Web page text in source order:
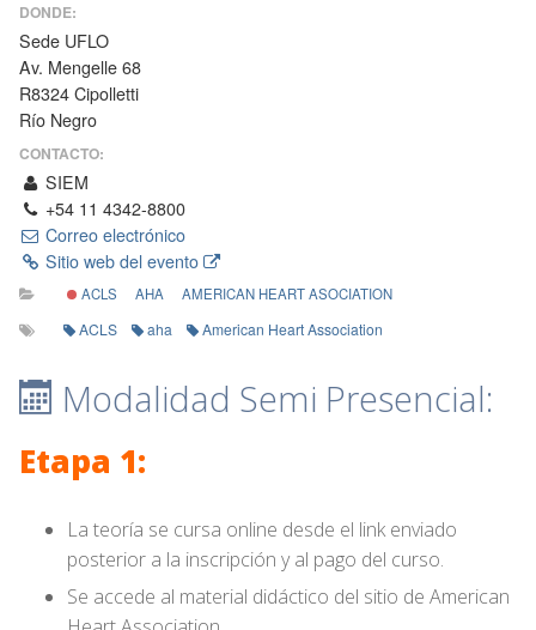
DONDE:
Sede UFLO
Av. Mengelle 68
R8324 Cipolletti
Río Negro
CONTACTO:
SIEM
+54 11 4342-8800
Correo electrónico
Sitio web del evento
ACLS AHA AMERICAN HEART ASOCIATION
ACLS aha American Heart Association
Modalidad Semi Presencial:
Etapa 1:
La teoría se cursa online desde el link enviado
posterior a la inscripción y al pago del curso.
Se accede al material didáctico del sitio de American